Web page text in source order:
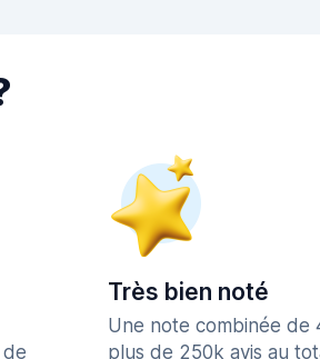
de
Très bien noté
Une note combinée de
plus de 250k avis au